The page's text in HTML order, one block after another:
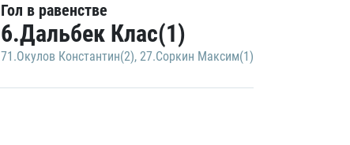
Гол в равенстве
6.Дальбек Клас(1)
71.Окулов Константин(2), 27.Соркин Максим(1)